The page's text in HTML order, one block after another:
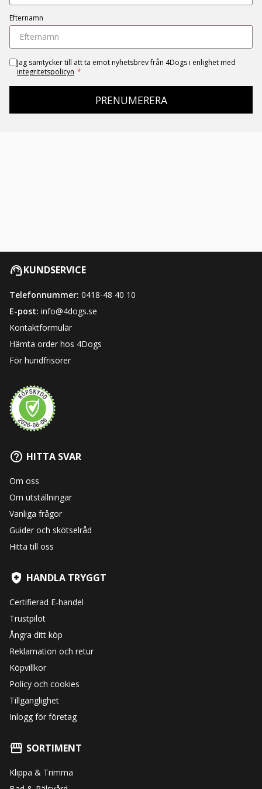
Efternamn
Jag samtycker till att ta emot nyhetsbrev från 4Dogs i enlighet med
integritetspolicyn *
PRENUMERERA
KUNDSERVICE
Telefonnummer: 0418-48 40 10
E-post: info@4dogs.se
Kontaktformulär
Hämta order hos 4Dogs
För hundfrisörer
HITTA SVAR
Om oss
Om utställningar
Vanliga frågor
Guider och skötselråd
Hitta till oss
HANDLA TRYGGT
Certifierad E-handel
Trustpilot
Ångra ditt köp
Reklamation och retur
Köpvillkor
Policy och cookies
Tillgänglighet
Inlogg för företag
SORTIMENT
Klippa & Trimma